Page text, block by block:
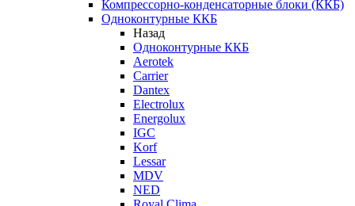
Компрессорно-конденсаторные блоки (ККБ)
Одноконтурные ККБ
Назад
Одноконтурные ККБ
Aerotek
Carrier
Dantex
Electrolux
Energolux
IGC
Korf
Lessar
MDV
NED